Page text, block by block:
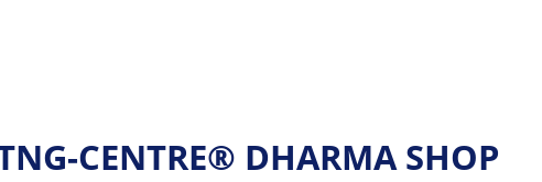
CENTRE® DHARMA SHOP